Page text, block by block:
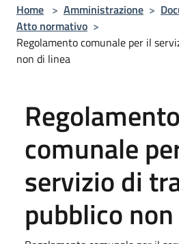
Home > Amministrazione >
Atto normativo >
Regolamento comunale per il
non di linea
Regolamento
comunale
servizio di
pubblico